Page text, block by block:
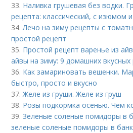
33. Наливка грушевая без водки.
рецепта: классический, с изюмом
34.Лечо на зиму рецепты с
простой рецепт
35. Простой рецепт варенье из
айвы на зиму: 9 домашних вкусных
36. Как замариновать вешенки.
быстро, просто и вкусно
37.Желе из груши. Желе из груш
38. Розы подкормка осенью. Чем
39.Зеленые соленые помидоры в
зеленые соленые помидоры в